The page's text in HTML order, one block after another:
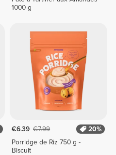
1000 g
€6.39 €7.99
20%
Porridge de Riz 750 g -
Biscuit